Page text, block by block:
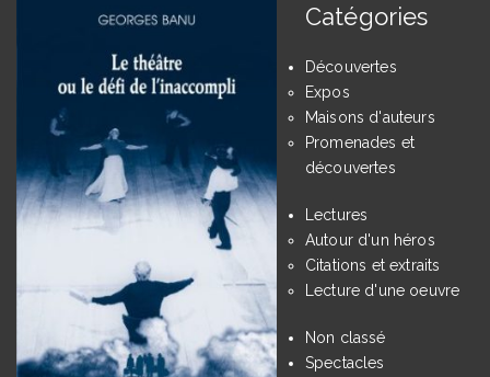
Catégories
Découvertes
Expos
Maisons d'auteurs
Promenades et
découvertes
Lectures
Autour d'un héros
Citations et extraits
Lecture d'une oeuvre
Non classé
Spectacles